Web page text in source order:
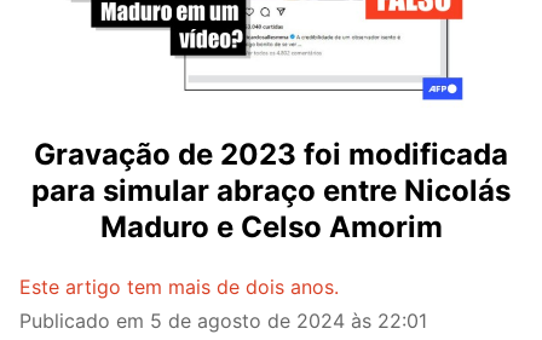
Gravação de 2023 foi modificada
para simular abraço entre Nicolás
Maduro e Celso Amorim
Este artigo tem mais de dois anos.
Publicado em 5 de agosto de 2024 às 22:01